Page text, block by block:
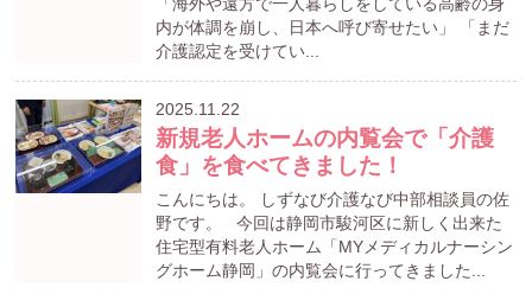
内が体調を崩し、日本へ呼び寄せたい」 「まだ
介護認定を受けてい...
2025.11.22
新規老人ホームの内覧会で「介護
食」を食べてきました！
こんにちは。 しずなび介護なび中部相談員の佐
野です。 今回は静岡市駿河区に新しく出来た
住宅型有料老人ホーム「MYメディカルナーシン
グホーム静岡」の内覧会に行ってきました...